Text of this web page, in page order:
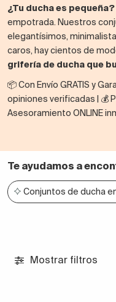
¿Tu ducha es pequeña?
empotrada. Nuestros
elegantísimos,
caros, hay cientos de
grifería de ducha que
📦 Con Envío GRATIS y
opiniones verificadas | 💰
Asesoramiento ONLINE
Te ayudamos a
Conjuntos de ducha
Mostrar filtros